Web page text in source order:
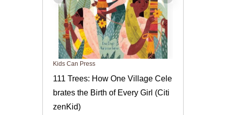
Kids Can Press
111 Trees: How One Village Cele
brates the Birth of Every Girl (Citi
zenKid)